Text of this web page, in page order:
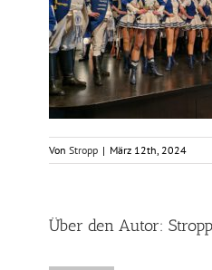
Von Stropp | März 12th, 2024
Über den Autor: Stropp